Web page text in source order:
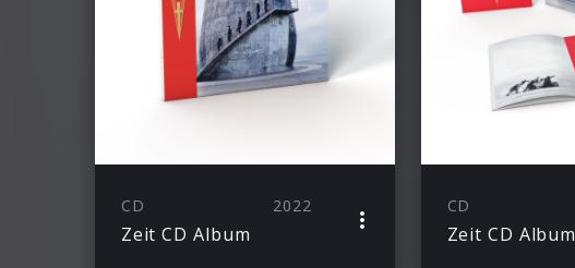
CD 2022
Zeit CD Album
CD
Zeit CD Album